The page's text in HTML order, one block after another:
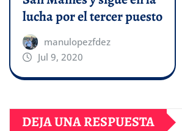
lucha por el tercer puesto
manulopezfdez
Jul 9, 2020
DEJA UNA RESPUESTA